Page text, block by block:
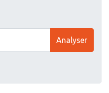
Analyser